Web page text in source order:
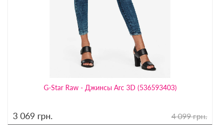
G-Star Raw - Джинсы Arc 3D (536593403)
3 069 грн.
4 099 грн.